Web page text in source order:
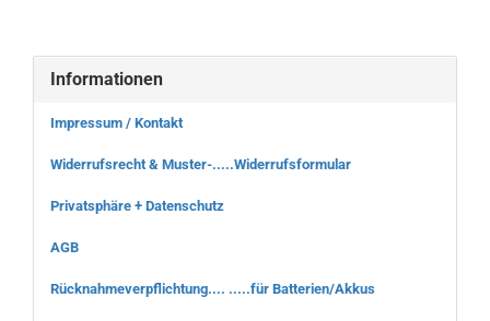
Informationen
Impressum / Kontakt
Widerrufsrecht & Muster-.....Widerrufsformular
Privatsphäre + Datenschutz
AGB
Rücknahmeverpflichtung.... .....für Batterien/Akkus